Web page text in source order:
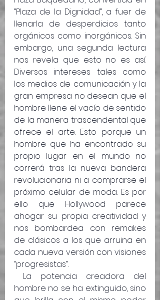
“Plaza de la Dignidad”, a fuer de
llenarla de desperdicios tanto
orgánicos como inorgánicos. Sin
embargo, una segunda lectura
nos revela que esto no es así.
Diversos intereses tales como
los medios de comunicación y la
gran empresa no desean que el
hombre llene el vacío de sentido
de la manera trascendental que
ofrece el arte. Esto porque un
hombre que ha encontrado su
propio lugar en el mundo no
correrá tras la nueva bandera
revolucionaria ni a comprarse el
próximo celular de moda. Es por
ello que Hollywood parece
ahogar su propia creatividad y
nos bombardea con remakes
de clásicos a los que arruina en
cada nueva versión con visiones
“progresistas”.
hombre no se ha extinguido, sino